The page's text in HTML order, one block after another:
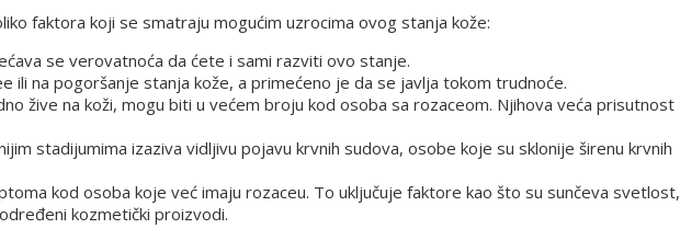
faktora koji se smatraju mogućim uzrocima ovog stanja kože:
se verovatnoća da ćete i sami razviti ovo stanje.
ili na pogoršanje stanja kože, a primećeno je da se javlja tokom trudnoće.
žive na koži, mogu biti u većem broju kod osoba sa rozaceom. Njihova veća prisutnost
stadijumima izaziva vidljivu pojavu krvnih sudova, osobe koje su sklonije širenu krvnih
kod osoba koje već imaju rozaceu. To uključuje faktore kao što su sunčeva svetlost,
kozmetički proizvodi.